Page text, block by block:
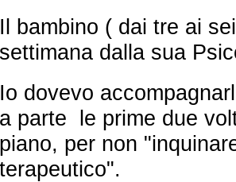
Il bambino ( dai tre ai
settimana dalla sua
Io dovevo
a parte le prime due
piano, per non
terapeutico".